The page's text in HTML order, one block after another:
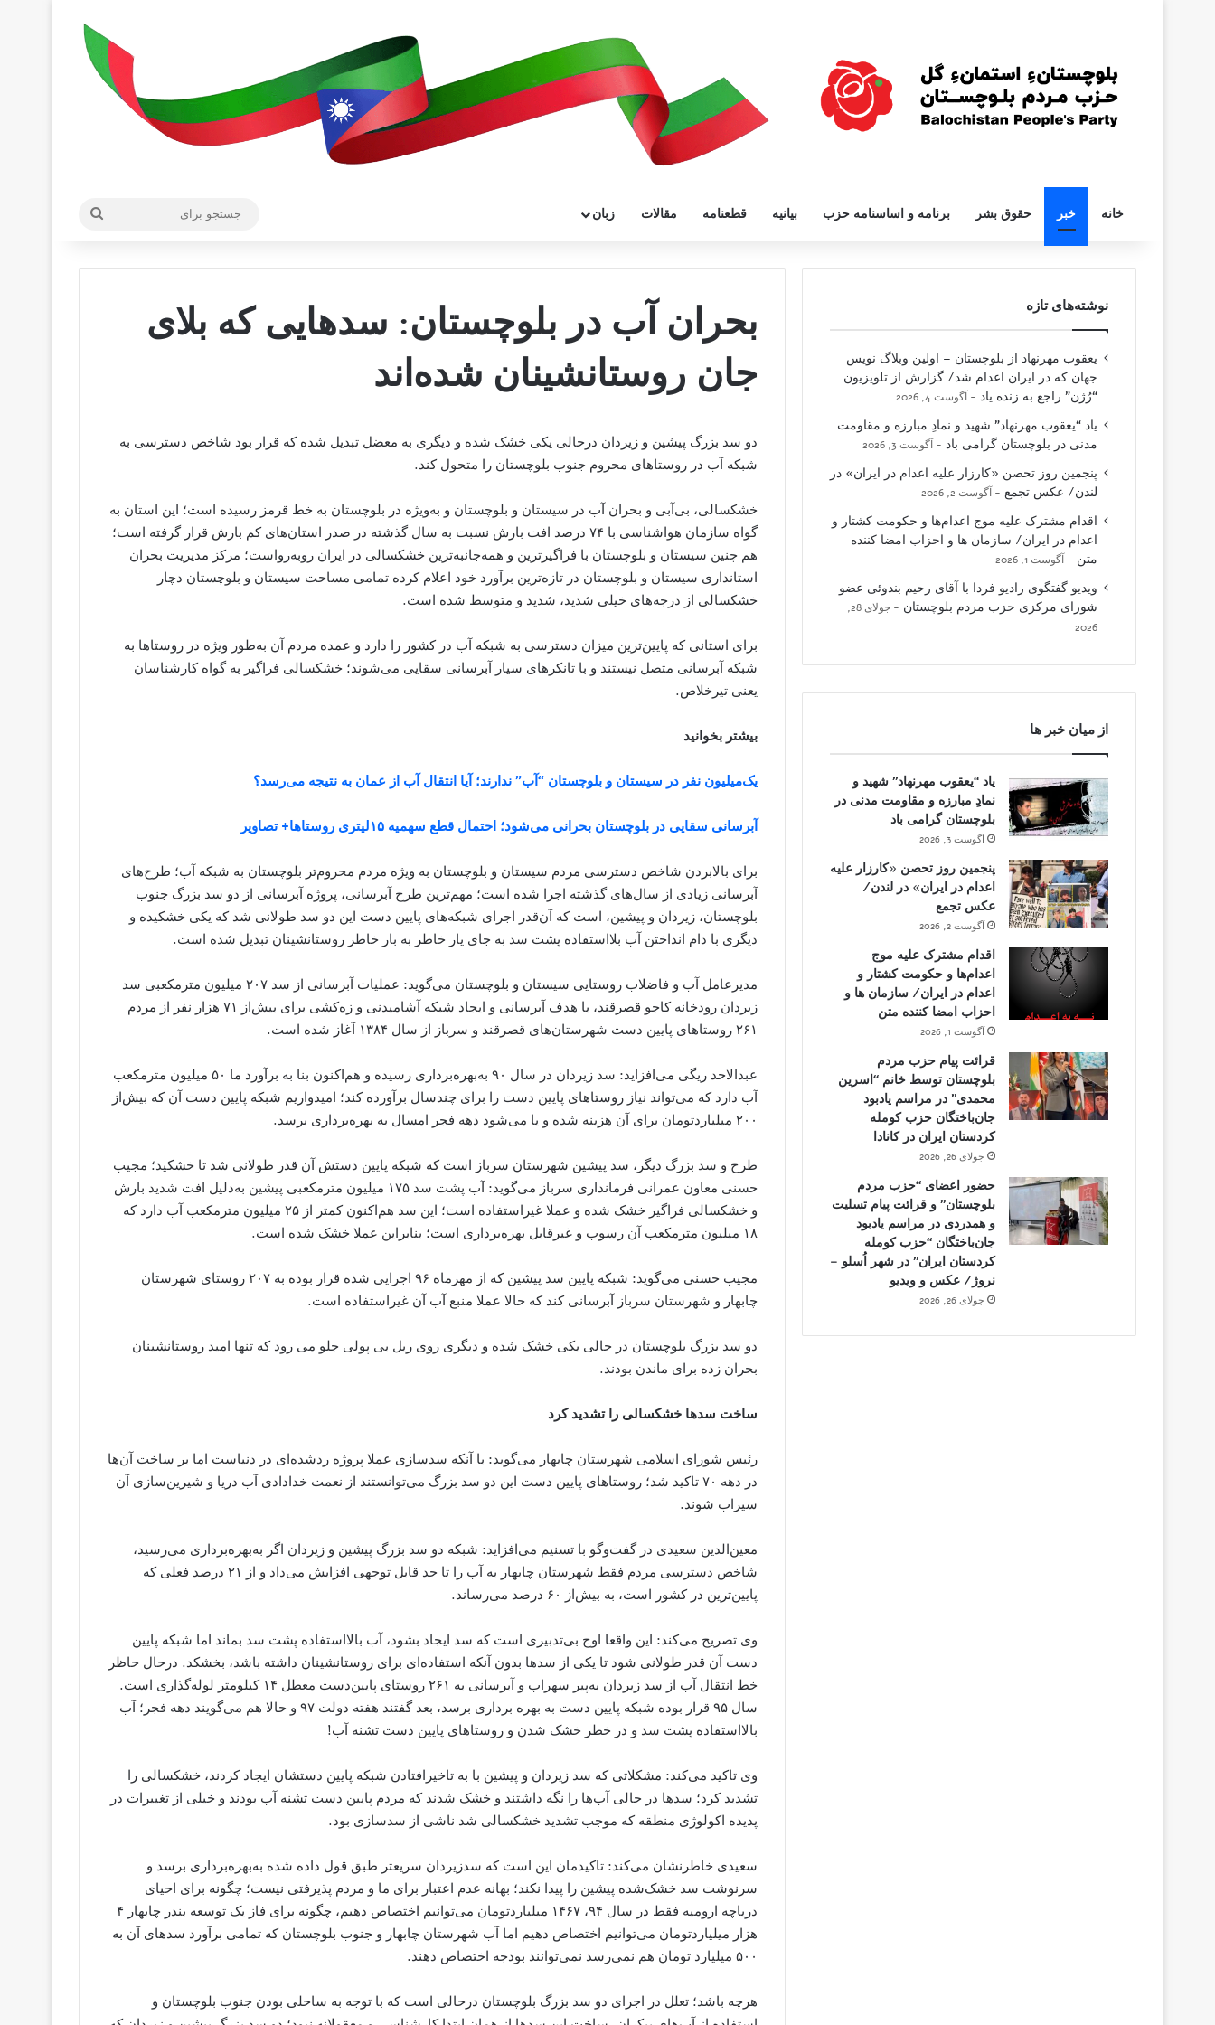
خانه خبر حقوق بشر برنامه و اساسنامه حزب بیانیه قطعنامه مقالات زبان
بحران آب در بلوچستان: سدهایی که بلای
جان روستانشینان شده‌اند
دو سد بزرگ پیشین و زیردان درحالی یکی خشک شده و دیگری به معضل تبدیل شده که قرار بود شاخص دسترسی به
شبکه آب در روستاهای محروم جنوب بلوچستان را متحول کند.
خشکسالی، بی‌آبی و بحران آب در سیستان و بلوچستان و به‌ویژه در بلوچستان به خط قرمز رسیده است؛ این استان به
گواه سازمان هواشناسی با ۷۴ درصد افت بارش نسبت به سال گذشته در صدر استان‌های کم بارش قرار گرفته است؛
هم‌ چنین سیستان و بلوچستان با فراگیرترین و همه‌جانبه‌‌ترین خشکسالی در ایران روبه‌رواست؛ مرکز مدیریت بحران
استانداری سیستان و بلوچستان در تازه‌ترین برآورد خود اعلام کرده تمامی مساحت سیستان و بلوچستان دچار
خشکسالی‌ از درجه‌های خیلی شدید، شدید و متوسط شده است.
برای استانی که پایین‌ترین میزان دسترسی به شبکه آب در کشور را دارد و عمده مردم آن به‌طور ویژه در روستاها به
شبکه آبرسانی متصل نیستند و با تانکر‌های سیار آبرسانی سقایی می‌شوند؛ خشکسالی فراگیر به گواه کارشناسان
یعنی تیرخلاص.
بیشتر بخوانید
یک‌میلیون نفر در سیستان و بلوچستان “آب” ندارند؛ آیا انتقال آب از عمان به نتیجه می‌رسد؟
آبرسانی سقایی در بلوچستان بحرانی می‌شود؛ احتمال قطع سهمیه ۱۵لیتری روستاها+ تصاویر
برای بالابردن شاخص دسترسی مردم سیستان و بلوچستان به ویژه مردم محروم‌تر بلوچستان به شبکه آب؛ طرح‌های
آبرسانی زیادی از سال‌های گذشته اجرا شده است؛ مهم‌ترین طرح آبرسانی، پروژه آبرسانی از دو سد بزرگ جنوب
بلوچستان، زیردان و پیشین، است که آن‌قدر اجرای شبکه‌های پایین دست این دو سد طولانی شد که یکی خشکیده و
دیگری با دام انداختن آب بلااستفاده پشت سد به جای یار خاطر به بار خاطر روستانشینان تبدیل شده است.
مدیرعامل آب و فاضلاب روستایی سیستان و بلوچستان می‌گوید: عملیات آبرسانی از سد ۲۰۷ میلیون مترمکعبی سد
زیردان رودخانه کاجو قصرقند، با هدف آبرسانی و ایجاد شبکه آشامیدنی و زه‌کشی برای بیش‌از ۷۱ هزار نفر از مردم
۲۶۱ روستاهای پایین دست شهرستان‌های قصرقند و سرباز از سال ۱۳۸۴ آغاز شده است.
عبدالاحد ریگی می‌افزاید: سد زیردان در سال ۹۰ به‌بهره‌برداری رسیده و هم‌اکنون بنا به برآورد ما ۵۰ میلیون مترمکعب
آب دارد که می‌تواند نیاز روستاهای پایین دست را برای چندسال برآورده کند؛ امیدواریم شبکه پایین دست آن که بیش‌از
۲۰۰ میلیاردتومان برای آن هزینه شده و یا می‌شود دهه فجر امسال به بهره‌برداری برسد.
طرح و سد بزرگ دیگر، سد پیشین شهرستان سرباز است که شبکه پایین دستش آن قدر طولانی شد تا خشکید؛ مجیب
حسنی معاون عمرانی فرمانداری سرباز می‌گوید: آب پشت سد ۱۷۵ میلیون مترمکعبی پیشین به‌دلیل افت شدید بارش
و خشکسالی فراگیر خشک شده و عملا غیراستفاده است؛ این سد هم‌اکنون کمتر از ۲۵ میلیون مترمکعب آب دارد که
۱۸ میلیون مترمکعب آن رسوب و غیرقابل بهره‌برداری است؛ بنابراین عملا خشک شده است.
مجیب حسنی می‌گوید: شبکه پایین سد پیشین که از مهرماه ۹۶ اجرایی شده قرار بوده به ۲۰۷ روستای شهرستان
چابهار و شهرستان سرباز آبرسانی کند که حالا عملا منبع آب آن غیراستفاده است.
دو سد بزرگ بلوچستان در حالی یکی خشک شده و دیگری روی ریل بی ‌پولی جلو می‌ رود‌ که تنها امید روستانشینان
بحران زده برای ماندن بودند.
ساخت سدها خشکسالی را تشدید کرد
رئیس شورای اسلامی شهرستان چابهار می‌گوید: با آنکه سدسازی عملا پروژه ردشده‌ای در دنیاست اما بر ساخت آن‌ها
در دهه ۷۰ تاکید شد؛ روستاهای پایین دست این دو سد بزرگ می‌توانستند از نعمت خدادادی آب دریا و شیرین‌سازی آن
سیراب شوند.
معین‌الدین سعیدی در گفت‌وگو با تسنیم می‌افزاید: شبکه دو سد بزرگ پیشین و زیردان اگر به‌بهره‌برداری می‌رسید،
شاخص دسترسی مردم فقط شهرستان چابهار به آب را تا حد قابل توجهی افزایش می‌داد و از ۲۱ درصد فعلی که
پایین‌ترین در کشور است، به بیش‌از ۶۰ درصد می‌رساند.
وی تصریح می‌کند: این واقعا اوج بی‌تدبیری است که سد ایجاد بشود، آب بالااستفاده پشت سد بماند اما شبکه پایین
دست آن قدر طولانی شود تا یکی از سدها بدون آنکه استفاده‌ای برای روستانشینان داشته باشد، بخشکد. درحال حاظر
خط انتقال آب از سد زیردان به‌پیر سهراب و آبرسانی به ۲۶۱ روستای پایین‌دست معطل ۱۴ کیلومتر لوله‌گذاری است.
سال ۹۵ قرار بوده شبکه پایین دست به بهره برداری برسد، بعد گفتند هفته دولت ۹۷ و حالا هم می‌گویند دهه فجر؛ آب
بالااستفاده پشت سد و در خطر خشک شدن و روستاهای پایین دست تشنه آب!
وی تاکید می‌کند: مشکلاتی که سد زیردان و پیشین با به تاخیرافتادن شبکه پایین دستشان ایجاد کردند، خشکسالی را
تشدید کرد؛ سدها در حالی آب‌ها را نگه داشتند و خشک شدند که مردم پایین دست تشنه آب بودند و خیلی از تغییرات در
پدیده اکولوژی منطقه که موجب تشدید خشکسالی شد ناشی از سدسازی بود.
سعیدی خاطرنشان می‌کند: تاکیدمان این است که سدزیردان سریعتر طبق قول داده شده به‌بهره‌برداری برسد و
سرنوشت سد خشک‌شده پیشین را پیدا نکند؛ بهانه عدم اعتبار برای ما و مردم پذیرفتی نیست؛ چگونه برای احیای
دریاچه ارومیه فقط در سال ۹۴، ۱۴۶۷ میلیاردتومان می‌توانیم اختصاص دهیم، چگونه برای فاز یک توسعه بندر چابهار ۴
هزار میلیاردتومان می‌توانیم اختصاص دهیم اما آب شهرستان چابهار و جنوب بلوچستان که تمامی برآورد سدهای آن به
۵۰۰ میلیارد تومان هم نمی‌رسد نمی‌توانند بودجه اختصاص دهند.
هرچه باشد؛ تعلل در اجرای دو سد بزرگ بلوچستان درحالی است که با توجه به ساحلی بودن جنوب بلوچستان و
نوشته‌های تازه
یعقوب مهرنهاد از بلوچستان – اولین وبلاگ نویس
جهان که در ایران اعدام شد/ گزارش از تلویزیون
“رُژن” راجع به زنده یاد
آگوست 4, 2026
یاد “یعقوب مهرنهاد” شهید و نمادِ مبارزه و مقاومت
مدنی در بلوچستان گرامی باد
آگوست 3, 2026
پنجمین روز تحصن «کارزار علیه اعدام در ایران» در
لندن/ عکس تجمع
آگوست 2, 2026
اقدام مشترک علیه موج اعدام‌ها و حکومت کشتار و
اعدام در ایران/ سازمان ها و احزاب امضا کننده
متن
آگوست 1, 2026
ویدیو گفتگوی رادیو فردا با آقای رحیم بندوئی عضو
شورای مرکزی حزب مردم بلوچستان
جولای 28,
2026
از میان خبر ها
یاد “یعقوب مهرنهاد” شهید و
نمادِ مبارزه و مقاومت مدنی در
بلوچستان گرامی باد
آگوست 3, 2026
پنجمین روز تحصن «کارزار علیه
اعدام در ایران» در لندن/
عکس تجمع
آگوست 2, 2026
اقدام مشترک علیه موج
اعدام‌ها و حکومت کشتار و
اعدام در ایران/ سازمان ها و
احزاب امضا کننده متن
آگوست 1, 2026
قرائت پیام حزب مردم
بلوچستان توسط خانم “اسرین
محمدی” در مراسم یادبود
جان‌باختگان حزب کومله
کردستان ایران در کانادا
جولای 26, 2026
حضور اعضای “حزب مردم
بلوچستان” و قرائت پیام تسلیت
و همدردی در مراسم یادبود
جان‌باختگان “حزب کومله
کردستان ایران” در شهر اُسلو –
نروژ/ عکس و ویدیو
جولای 26, 2026